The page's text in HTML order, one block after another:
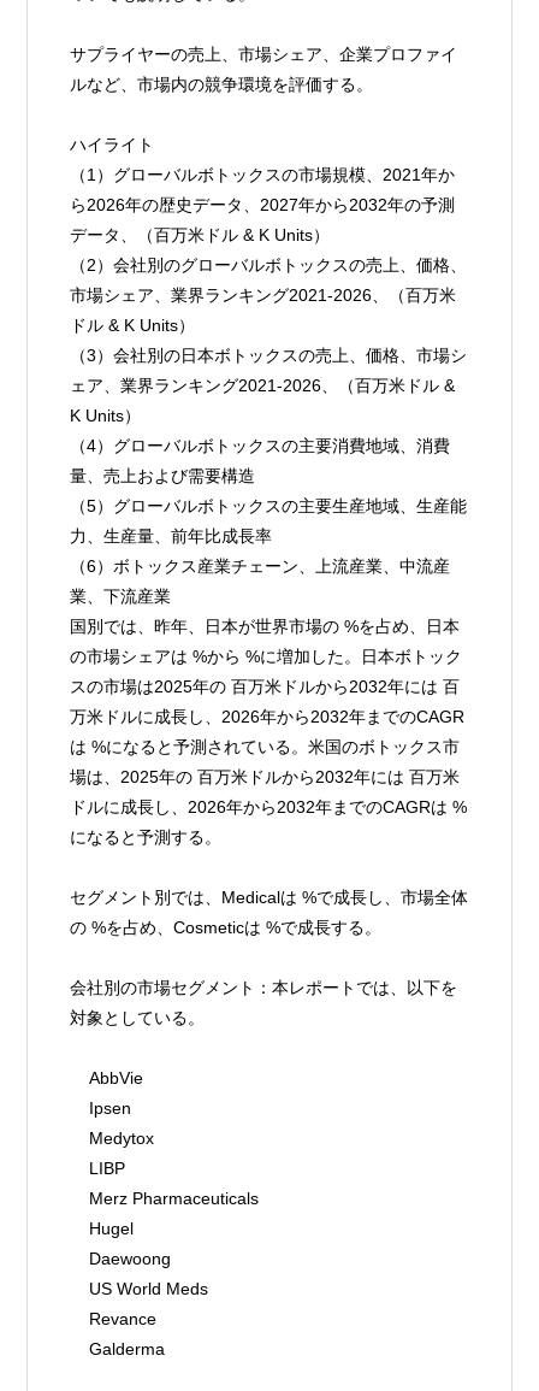
サプライヤーの売上、市場シェア、企業プロファイ
ルなど、市場内の競争環境を評価する。
ハイライト
（1）グローバルボトックスの市場規模、2021年か
ら2026年の歴史データ、2027年から2032年の予測
データ、（百万米ドル & K Units）
（2）会社別のグローバルボトックスの売上、価格、
市場シェア、業界ランキング2021-2026、（百万米
ドル & K Units）
（3）会社別の日本ボトックスの売上、価格、市場シ
ェア、業界ランキング2021-2026、（百万米ドル &
K Units）
（4）グローバルボトックスの主要消費地域、消費
量、売上および需要構造
（5）グローバルボトックスの主要生産地域、生産能
力、生産量、前年比成長率
（6）ボトックス産業チェーン、上流産業、中流産
業、下流産業
国別では、昨年、日本が世界市場の %を占め、日本
の市場シェアは %から %に増加した。日本ボトック
スの市場は2025年の 百万米ドルから2032年には 百
万米ドルに成長し、2026年から2032年までのCAGR
は %になると予測されている。米国のボトックス市
場は、2025年の 百万米ドルから2032年には 百万米
ドルに成長し、2026年から2032年までのCAGRは %
になると予測する。
セグメント別では、Medicalは %で成長し、市場全体
の %を占め、Cosmeticは %で成長する。
会社別の市場セグメント：本レポートでは、以下を
対象としている。
    AbbVie
    Ipsen
    Medytox
    LIBP
    Merz Pharmaceuticals
    Hugel
    Daewoong
    US World Meds
    Revance
    Galderma